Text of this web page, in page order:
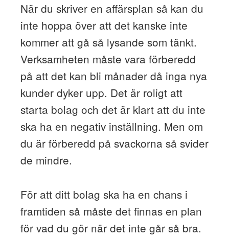
När du skriver en affärsplan så kan du
inte hoppa över att det kanske inte
kommer att gå så lysande som tänkt.
Verksamheten måste vara förberedd
på att det kan bli månader då inga nya
kunder dyker upp. Det är roligt att
starta bolag och det är klart att du inte
ska ha en negativ inställning. Men om
du är förberedd på svackorna så svider
de mindre.
För att ditt bolag ska ha en chans i
framtiden så måste det finnas en plan
för vad du gör när det inte går så bra.